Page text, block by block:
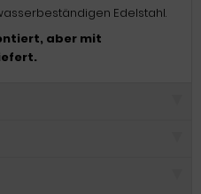
Edelstahl.
aber mit